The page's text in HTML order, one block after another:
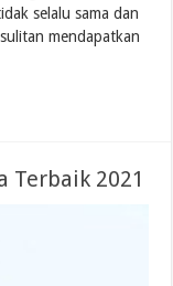
selalu sama dan
mendapatkan
Terbaik 2021